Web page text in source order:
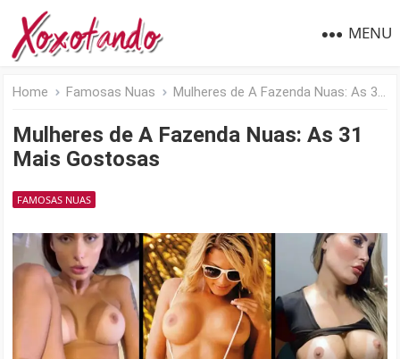
MENU
Home Famosas Nuas Mulheres de A Fazenda Nuas: As 31 Mais Gostosas
Mulheres de A Fazenda Nuas: As 31
Mais Gostosas
FAMOSAS NUAS